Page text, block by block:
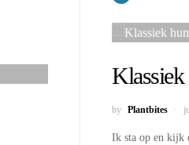
Klassiek
by Plantbites
Ik sta op en kijk